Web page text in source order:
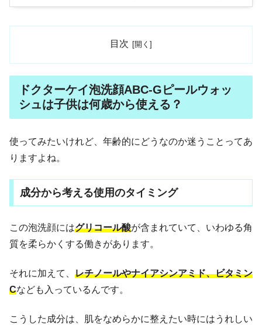
目次
ドクターケイ泡洗顔ABC-Gピールウォッ
シュは子供は何歳から使える？
使ってみたいけれど、年齢的にどうなのか迷うことってあ
りますよね。
成分から考える使用のタイミング
この泡洗顔にはグリコール酸が含まれていて、いわゆる角
質を柔らかくする働きがあります。
それに加えて、 レチノールやナイアシンアミド、ビタミン
Cなども入っているんです。
こうした成分は、肌をなめらかに整えたい時にはうれしい